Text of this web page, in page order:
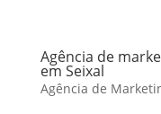
Agência de
em Seixal
Agência de